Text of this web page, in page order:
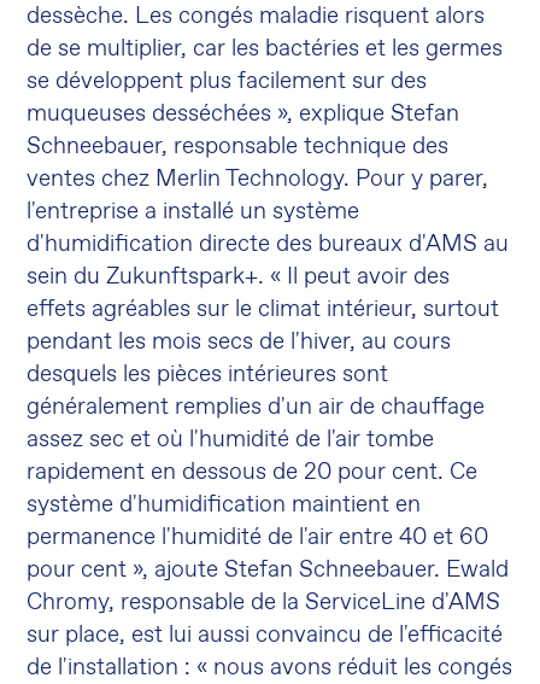
dessèche. Les congés maladie risquent alors
de se multiplier, car les bactéries et les germes
se développent plus facilement sur des
muqueuses desséchées », explique Stefan
Schneebauer, responsable technique des
ventes chez Merlin Technology. Pour y parer,
l'entreprise a installé un système
d'humidification directe des bureaux d'AMS au
sein du Zukunftspark+. « Il peut avoir des
effets agréables sur le climat intérieur, surtout
pendant les mois secs de l'hiver, au cours
desquels les pièces intérieures sont
généralement remplies d'un air de chauffage
assez sec et où l'humidité de l'air tombe
rapidement en dessous de 20 pour cent. Ce
système d'humidification maintient en
permanence l'humidité de l'air entre 40 et 60
pour cent », ajoute Stefan Schneebauer. Ewald
Chromy, responsable de la ServiceLine d'AMS
sur place, est lui aussi convaincu de l'efficacité
de l'installation : « nous avons réduit les congés